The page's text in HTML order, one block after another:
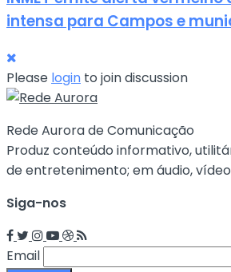
intensa para Campos e
Please login to join discussion
Rede Aurora de Comunicação
Produz conteúdo informativo,
de entretenimento; em áudio,
Siga-nos
Email